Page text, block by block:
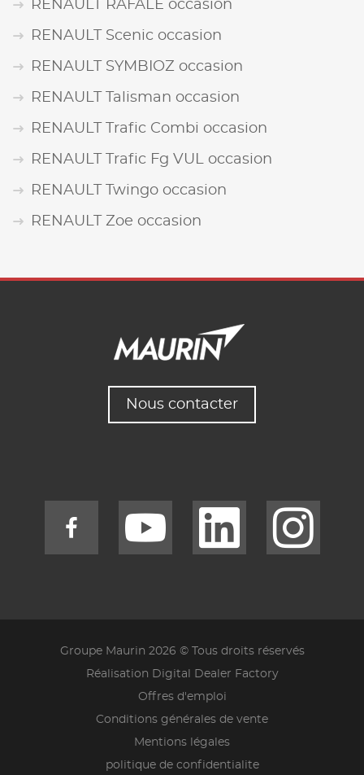
RENAULT RAFALE occasion
RENAULT Scenic occasion
RENAULT SYMBIOZ occasion
RENAULT Talisman occasion
RENAULT Trafic Combi occasion
RENAULT Trafic Fg VUL occasion
RENAULT Twingo occasion
RENAULT Zoe occasion
Nous contacter
Groupe Maurin 2026 © Tous droits réservés
Réalisation Digital Dealer Factory
Offres d'emploi
Conditions générales de vente
Mentions légales
politique de confidentialite